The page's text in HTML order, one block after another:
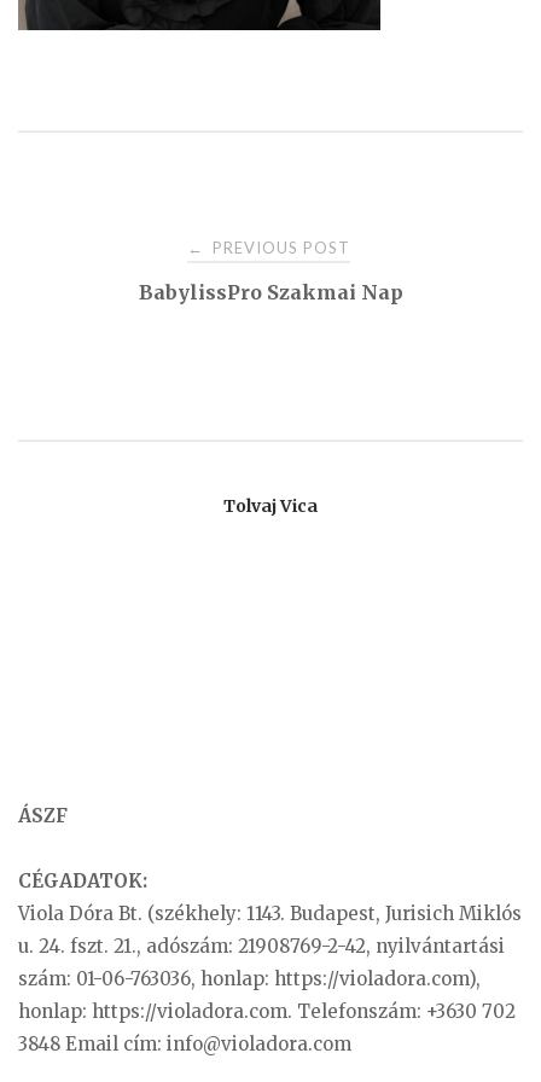
navigation
← PREVIOUS POST
BabylissPro Szakmai Nap
Tolvaj Vica
ÁSZF
CÉGADATOK:
Viola Dóra Bt. (székhely: 1143. Budapest, Jurisich Miklós
u. 24. fszt. 21., adószám: 21908769-2-42, nyilvántartási
szám: 01-06-763036, honlap: https://violadora.com),
honlap: https://violadora.com. Telefonszám: +3630 702
3848 Email cím: info@violadora.com